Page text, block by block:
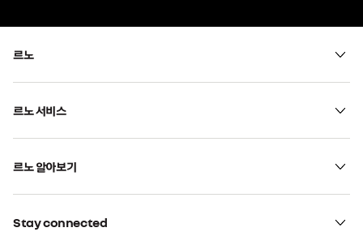
르노
르노 서비스
르노 알아보기
Stay connected